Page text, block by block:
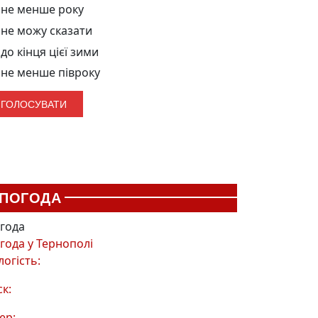
не менше року
не можу сказати
до кінця цієї зими
не менше півроку
ПОГОДА
уТернополі